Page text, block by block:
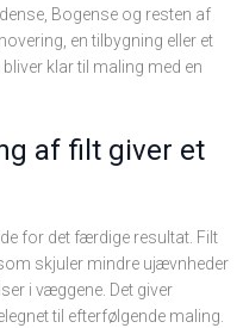
Bogense og resten af
en tilbygning eller et
klar til maling med en
af filt giver et
for det færdige resultat. Filt
skjuler mindre ujævnheder
i væggene. Det giver
til efterfølgende maling.